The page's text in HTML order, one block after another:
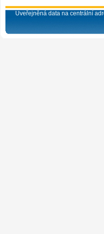
Uveřejněná data na centrální